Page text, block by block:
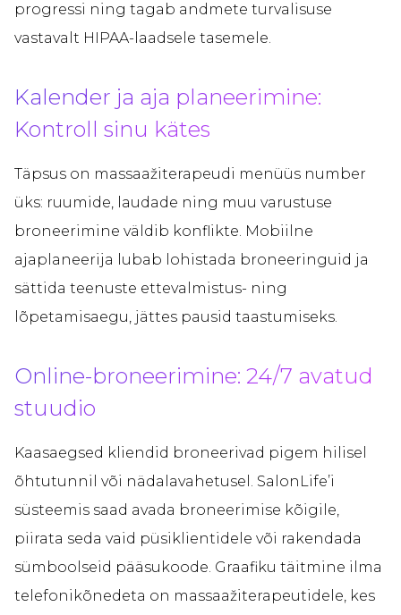
progressi ning tagab andmete turvalisuse
vastavalt HIPAA-laadsele tasemele.
Kalender ja aja planeerimine:
Kontroll sinu kätes
Täpsus on massaažiterapeudi menüüs number
üks: ruumide, laudade ning muu varustuse
broneerimine väldib konflikte. Mobiilne
ajaplaneerija lubab lohistada broneeringuid ja
sättida teenuste ettevalmistus- ning
lõpetamisaegu, jättes pausid taastumiseks.
Online-broneerimine: 24/7 avatud
stuudio
Kaasaegsed kliendid broneerivad pigem hilisel
õhtutunnil või nädalavahetusel. SalonLife’i
süsteemis saad avada broneerimise kõigile,
piirata seda vaid püsiklientidele või rakendada
sümboolseid pääsukoode. Graafiku täitmine ilma
telefonikõnedeta on massaažiterapeutidele, kes